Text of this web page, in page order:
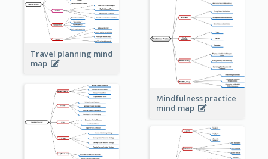
Travel planning mind
map
Mindfulness practice
mind map